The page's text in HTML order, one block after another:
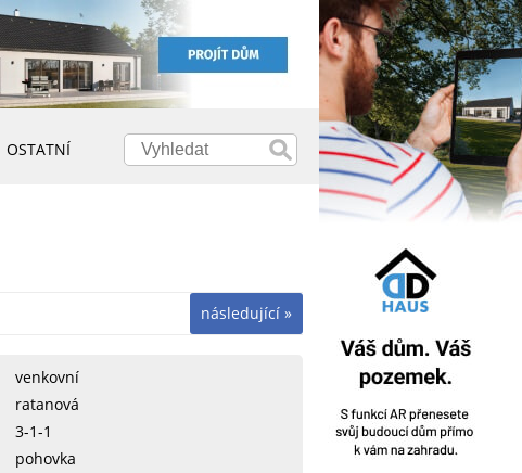
OSTATNÍ
následující »
venkovní
ratanová
3-1-1
pohovka